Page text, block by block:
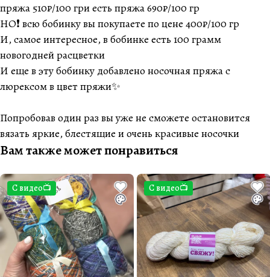
пряжа 510₽/100 гри есть пряжа 690₽/100 гр
НО❗️ всю бобинку вы покупаете по цене 400₽/100 гр
И, самое интересное, в бобинке есть 100 грамм
новогодней расцветки
И еще в эту бобинку добавлено носочная пряжа с
люрексом в цвет пряжи✨
Попробовав один раз вы уже не сможете остановится
вязать яркие, блестящие и очень красивые носочки
Вам также может понравиться
С видео📺 С видео📺